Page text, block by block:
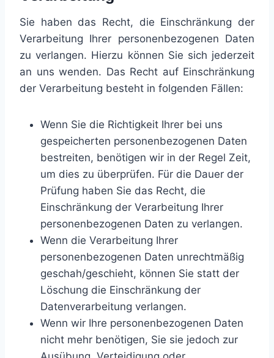
Sie haben das Recht, die Einschränkung der
Verarbeitung Ihrer personenbezogenen Daten
zu verlangen. Hierzu können Sie sich jederzeit
an uns wenden. Das Recht auf Einschränkung
der Verarbeitung besteht in folgenden Fällen:
Wenn Sie die Richtigkeit Ihrer bei uns
gespeicherten personenbezogenen Daten
bestreiten, benötigen wir in der Regel Zeit,
um dies zu überprüfen. Für die Dauer der
Prüfung haben Sie das Recht, die
Einschränkung der Verarbeitung Ihrer
personenbezogenen Daten zu verlangen.
Wenn die Verarbeitung Ihrer
personenbezogenen Daten unrechtmäßig
geschah/geschieht, können Sie statt der
Löschung die Einschränkung der
Datenverarbeitung verlangen.
Wenn wir Ihre personenbezogenen Daten
nicht mehr benötigen, Sie sie jedoch zur